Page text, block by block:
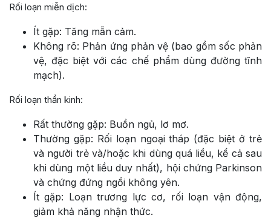
Rối loạn miễn dịch:
Ít gặp: Tăng mẫn cảm.
Không rõ: Phản ứng phản vệ (bao gồm sốc phản
vệ, đặc biệt với các chế phẩm dùng đường tĩnh
mạch).
Rối loạn thần kinh:
Rất thường gặp: Buồn ngủ, lơ mơ.
Thường gặp: Rối loạn ngoại tháp (đặc biệt ở trẻ
và người trẻ và/hoặc khi dùng quá liều, kể cả sau
khi dùng một liều duy nhất), hội chứng Parkinson
và chứng đứng ngồi không yên.
Ít gặp: Loạn trương lực cơ, rối loạn vận động,
giảm khả năng nhận thức.